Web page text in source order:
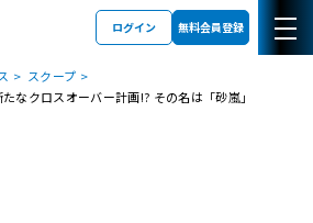
ログイン 無料会員登録
スクープ
なクロスオーバー計画!? その名は「砂嵐」